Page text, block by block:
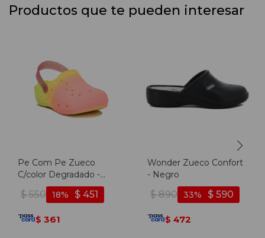
Productos que te pueden interesar
Pe Com Pe Zueco
C/color Degradado -
Rosado-amarillo Fluo
$ 550 $ 451
18
$ 361
Wonder Zueco Confort
- Negro
$ 890 $ 590
33
$ 472